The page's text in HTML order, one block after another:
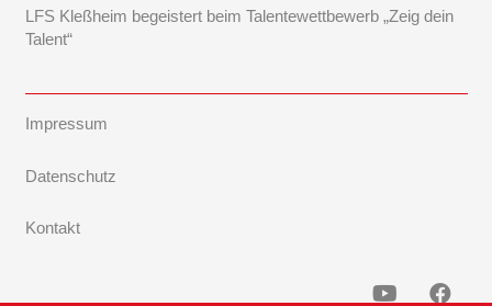
LFS Kleßheim begeistert beim Talentewettbewerb „Zeig dein
Talent“
Impressum
Datenschutz
Kontakt